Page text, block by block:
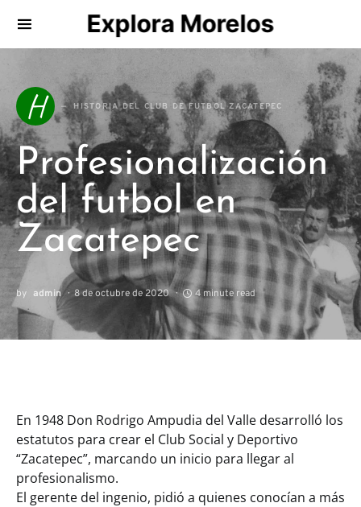
Explora Morelos
Search for:
H HISTORIA DEL CLUB DE FUTBOL ZACATEPEC
Profesionalización
del futbol en
Zacatepec
by admin 8 de octubre de 2020 4 minute read
En 1948 Don Rodrigo Ampudia del Valle desarrolló los
estatutos para crear el Club Social y Deportivo
“Zacatepec”, marcando un inicio para llegar al
profesionalismo.
El gerente del ingenio, pidió a quienes conocían a más